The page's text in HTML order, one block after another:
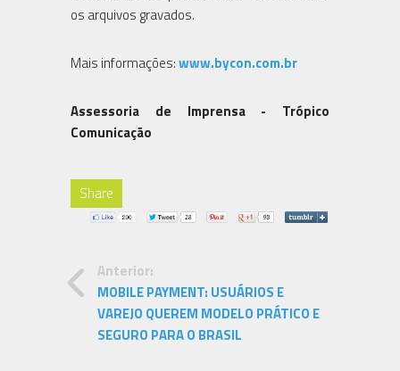
os arquivos gravados.
Mais informações:www.bycon.com.br
Assessoria de Imprensa - Trópico
Comunicação
Share
Anterior:
MOBILE PAYMENT: USUÁRIOS E
VAREJO QUEREM MODELO PRÁTICO E
SEGURO PARA O BRASIL